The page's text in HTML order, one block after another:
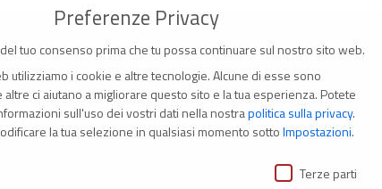
Preferenze Privacy
tuo consenso prima che tu possa continuare sul nostro sito web.
utilizziamo i cookie e altre tecnologie. Alcune di esse sono
ci aiutano a migliorare questo sito e la tua esperienza. Potete
sull'uso dei vostri dati nella nostrapolitica sulla privacy.
la tua selezione in qualsiasi momento sottoImpostazioni.
Terze parti